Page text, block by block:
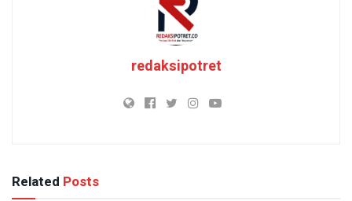
redaksipotret
Related Posts